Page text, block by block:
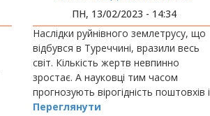
ПН, 13/02/2023 - 14:34
Наслідки руйнівного землетрусу, що
відбувся в Туреччині, вразили весь
світ. Кількість жертв невпинно
зростає. А науковці тим часом
прогнозують вірогідність поштовхів і
в інших країнах. Пригадуючи
Переглянути